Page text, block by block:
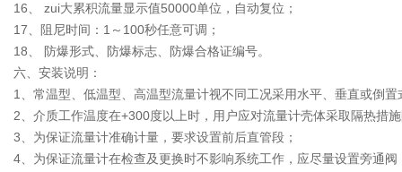
16、 zui大累积流量显示值50000单位，自动复位；
17、阻尼时间：1～100秒任意可调；
18、 防爆形式、防爆标志、防爆合格证编号。
六、安装说明：
1、常温型、低温型、高温型流量计视不同工况采用水平、垂直或倒
2、介质工作温度在+300度以上时，用户应对流量计壳体采取隔热
3、为保证流量计准确计量，要求设置前后直管段；
4、为保证流量计在检查及更换时不影响系统工作，应尽量设置旁通